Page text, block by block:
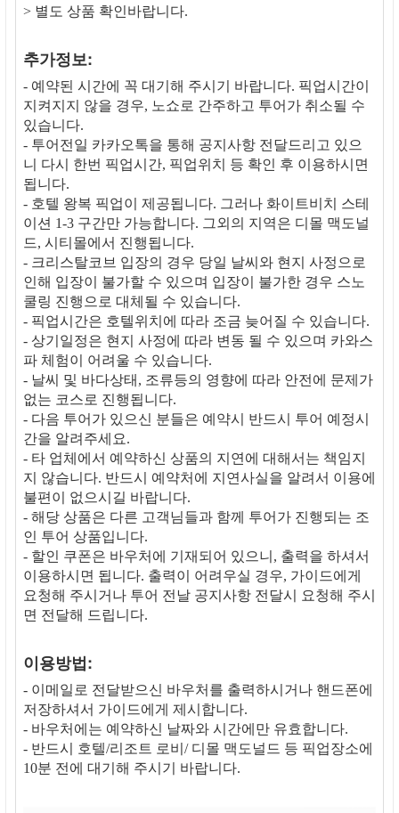
> 별도 상품 확인바랍니다.
추가정보:
- 예약된 시간에 꼭 대기해 주시기 바랍니다. 픽업시간이
지켜지지 않을 경우, 노쇼로 간주하고 투어가 취소될 수
있습니다.
- 투어전일 카카오톡을 통해 공지사항 전달드리고 있으
니 다시 한번 픽업시간, 픽업위치 등 확인 후 이용하시면
됩니다.
- 호텔 왕복 픽업이 제공됩니다. 그러나 화이트비치 스테
이션 1-3 구간만 가능합니다. 그외의 지역은 디몰 맥도널
드, 시티몰에서 진행됩니다.
- 크리스탈코브 입장의 경우 당일 날씨와 현지 사정으로
인해 입장이 불가할 수 있으며 입장이 불가한 경우 스노
쿨링 진행으로 대체될 수 있습니다.
- 픽업시간은 호텔위치에 따라 조금 늦어질 수 있습니다.
- 상기일정은 현지 사정에 따라 변동 될 수 있으며 카와스
파 체험이 어려울 수 있습니다.
- 날씨 및 바다상태, 조류등의 영향에 따라 안전에 문제가
없는 코스로 진행됩니다.
- 다음 투어가 있으신 분들은 예약시 반드시 투어 예정시
간을 알려주세요.
- 타 업체에서 예약하신 상품의 지연에 대해서는 책임지
지 않습니다. 반드시 예약처에 지연사실을 알려서 이용에
불편이 없으시길 바랍니다.
- 해당 상품은 다른 고객님들과 함께 투어가 진행되는 조
인 투어 상품입니다.
- 할인 쿠폰은 바우처에 기재되어 있으니, 출력을 하셔서
이용하시면 됩니다. 출력이 어려우실 경우, 가이드에게
요청해 주시거나 투어 전날 공지사항 전달시 요청해 주시
면 전달해 드립니다.
이용방법:
- 이메일로 전달받으신 바우처를 출력하시거나 핸드폰에
저장하셔서 가이드에게 제시합니다.
- 바우처에는 예약하신 날짜와 시간에만 유효합니다.
- 반드시 호텔/리조트 로비/ 디몰 맥도널드 등 픽업장소에
10분 전에 대기해 주시기 바랍니다.